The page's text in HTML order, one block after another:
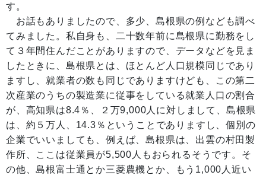
す。
お話もありましたので、多少、島根県の例なども調べ
てみました。私自身も、二十数年前に島根県に勤務をし
て３年間住んだことがありますので、データなどを見ま
したときに、島根県とは、ほとんど人口規模同じであり
ますし、就業者の数も同じでありますけども、この第二
次産業のうちの製造業に従事をしている就業人口の割合
が、高知県は8.4％、２万9,000人に対しまして、島根県
は、約５万人、14.3％ということでありますし、個別の
企業でいいましても、例えば、島根県は、出雲の村田製
作所、ここは従業員が5,500人もおられるそうです。そ
の他、島根富士通とか三菱農機とか、もう1,000人近い